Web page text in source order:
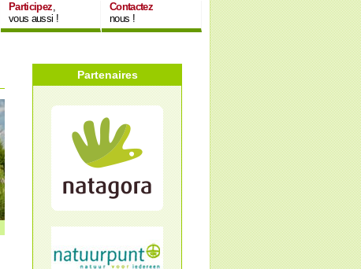
Participez,
vous aussi !
Contactez
nous !
Partenaires